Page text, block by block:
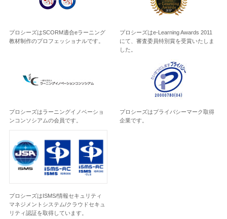
プロシーズはSCORM適合eラーニング
教材制作のプロフェッショナルです。
プロシーズはe-Learning Awards 2011
にて、審査委員特別賞を受賞いたしま
した。
プロシーズはラーニングイノベーショ
ンコンソシアムの会員です。
プロシーズはプライバシーマーク取得
企業です。
プロシーズはISMS/情報セキュリティ
マネジメントシステム/クラウドセキュ
リティ認証を取得しています。